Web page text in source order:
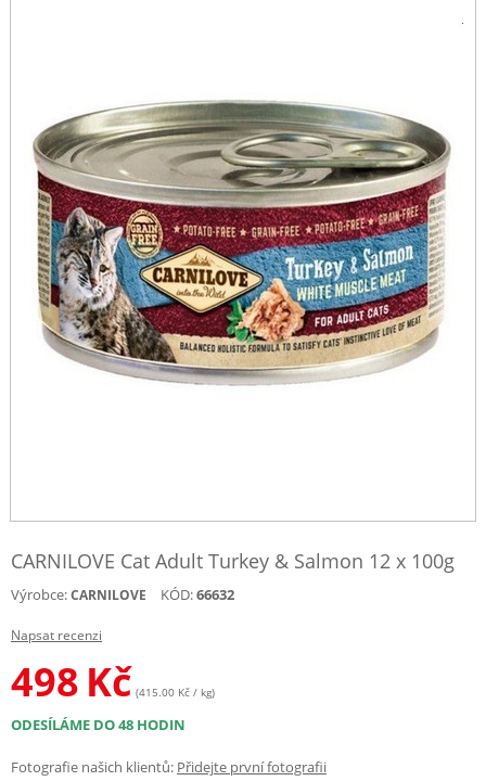
CARNILOVE Cat Adult Turkey & Salmon 12 x 100g
Výrobce:CARNILOVE KÓD:66632
Napsat recenzi
498 Kč (415.00 Kč / kg)
ODESÍLÁME DO 48 HODIN
Fotografie našich klientů: Přidejte první fotografii